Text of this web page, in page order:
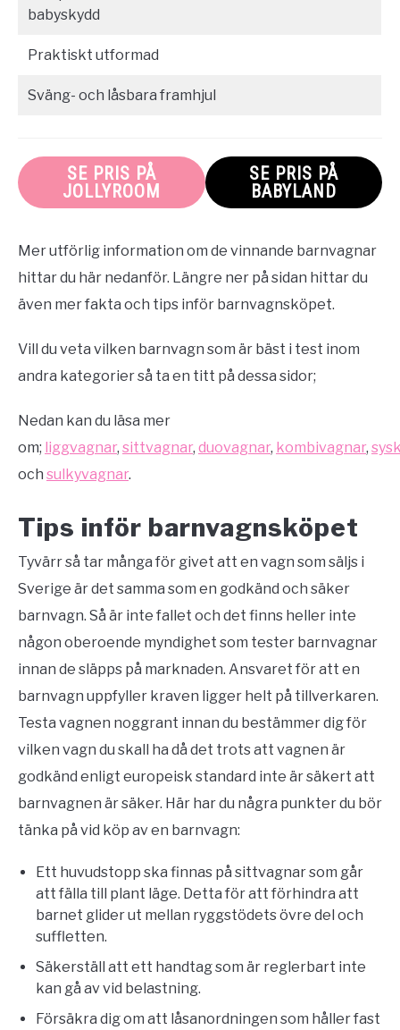
babyskydd
Praktiskt utformad
Sväng- och låsbara framhjul
SE PRIS PÅ
JOLLYROOM
SE PRIS PÅ
BABYLAND
Mer utförlig information om de vinnande barnvagnar
hittar du här nedanför. Längre ner på sidan hittar du
även mer fakta och tips inför barnvagnsköpet.
Vill du veta vilken barnvagn som är bäst i test inom
andra kategorier så ta en titt på dessa sidor;
Nedan kan du läsa mer
om; liggvagnar, sittvagnar, duovagnar, kombivagnar,
och sulkyvagnar.
Tips inför barnvagnsköpet
Tyvärr så tar många för givet att en vagn som säljs i
Sverige är det samma som en godkänd och säker
barnvagn. Så är inte fallet och det finns heller inte
någon oberoende myndighet som tester barnvagnar
innan de släpps på marknaden. Ansvaret för att en
barnvagn uppfyller kraven ligger helt på tillverkaren.
Testa vagnen noggrant innan du bestämmer dig för
vilken vagn du skall ha då det trots att vagnen är
godkänd enligt europeisk standard inte är säkert att
barnvagnen är säker. Här har du några punkter du bör
tänka på vid köp av en barnvagn:
Ett huvudstopp ska finnas på sittvagnar som går
att fälla till plant läge. Detta för att förhindra att
barnet glider ut mellan ryggstödets övre del och
suffletten.
Säkerställ att ett handtag som är reglerbart inte
kan gå av vid belastning.
Försäkra dig om att låsanordningen som håller fast